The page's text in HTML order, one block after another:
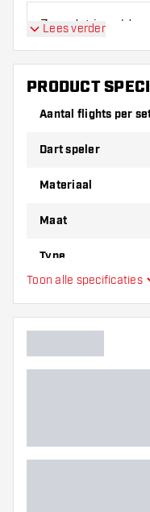
Zorg dat je
door gebruik.
Probeer eens een
welke variant het
Lees verder
PRODUCT
Aantal flights per
Dart speler
Materiaal
Maat
Type
Hoofdkleur
Toon alle specificaties